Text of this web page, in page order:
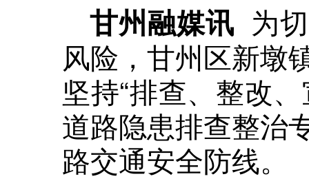
甘州融媒讯 为
风险，甘州区新墩
坚持“排查、整改
道路隐患排查整治
路交通安全防线。